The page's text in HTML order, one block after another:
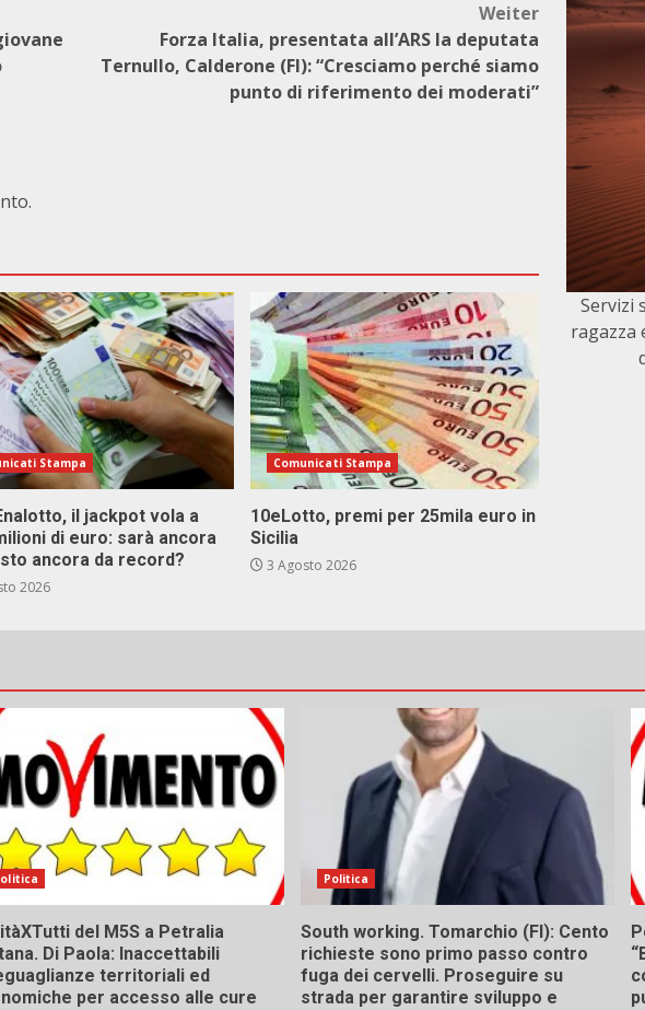
Weiter
Forza Italia, presentata all’ARS la deputata
Ternullo, Calderone (FI): “Cresciamo perché siamo
punto di riferimento dei moderati”
Stampa
il jackpot vola a
di euro: sarà ancora
ancora da record?
2026
Comunicati Stampa
10eLotto, premi per 25mila euro in
Sicilia
3 Agosto 2026
Servizi
ragazza
del M5S a Petralia
Di Paola: Inaccettabili
territoriali ed
per accesso alle cure
Politica
South working. Tomarchio (FI): Cento
richieste sono primo passo contro
fuga dei cervelli. Proseguire su
strada per garantire sviluppo e